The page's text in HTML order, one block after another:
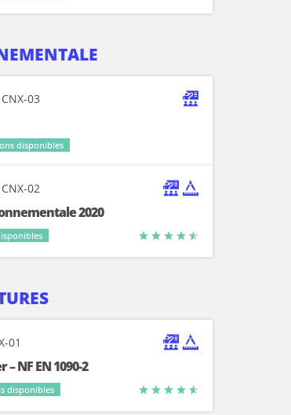
03
disponibles
02
2020
01
NF EN 1090-2
disponibles